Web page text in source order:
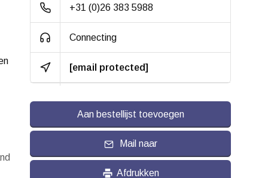
Hardheid band:
Rolweerstand:
Slijtvast:
Geschikt voor:
Vlakke en ruwe
ondergrond
+31 (0)26 383 5988
Connecting
[email protected]
Aan bestellijst toevoegen
Mail naar
Afdrukken